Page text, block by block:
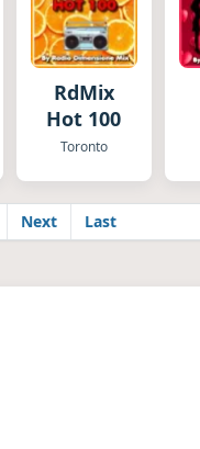
RdMix
Hot 100
Toronto
Next Last